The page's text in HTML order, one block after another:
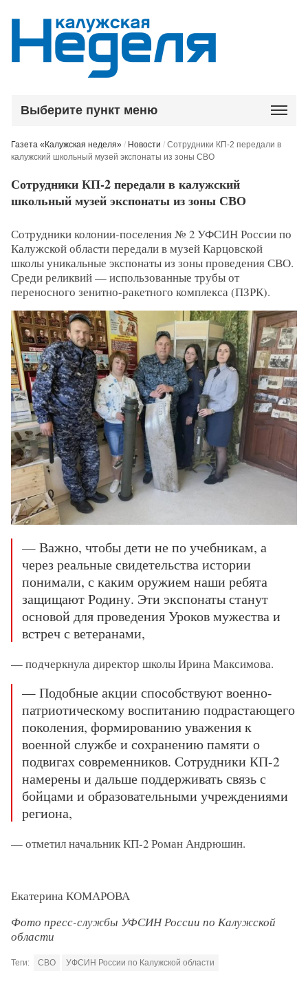
Выберите пункт меню
Газета «Калужская неделя» / Новости /Сотрудники КП-2 передали в
калужский школьный музей экспонаты из зоны СВО
Сотрудники КП-2 передали в калужский
школьный музей экспонаты из зоны СВО
Сотрудники колонии-поселения № 2 УФСИН России по
Калужской области передали в музей Карцовской
школы уникальные экспонаты из зоны проведения СВО.
Среди реликвий — использованные трубы от
переносного зенитно-ракетного комплекса (ПЗРК).
— Важно, чтобы дети не по учебникам, а
через реальные свидетельства истории
понимали, с каким оружием наши ребята
защищают Родину. Эти экспонаты станут
основой для проведения Уроков мужества и
встреч с ветеранами,
— подчеркнула директор школы Ирина Максимова.
— Подобные акции способствуют военно-
патриотическому воспитанию подрастающего
поколения, формированию уважения к
военной службе и сохранению памяти о
подвигах современников. Сотрудники КП-2
намерены и дальше поддерживать связь с
бойцами и образовательными учреждениями
региона,
— отметил начальник КП-2 Роман Андрюшин.
Екатерина КОМАРОВА
Фото пресс-службы УФСИН России по Калужской
области
Теги: СВО УФСИН России по Калужской области